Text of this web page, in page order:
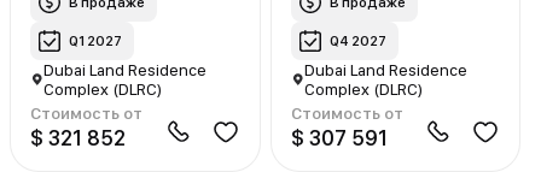
Q1 2027
Dubai Land Residence
Complex (DLRC)
Стоимость от
$ 321 852
Q4 2027
Dubai Land Residence
Complex (DLRC)
Стоимость от
$ 307 591